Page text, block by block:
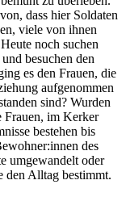
dass hier Soldaten
viele von ihnen
noch suchen
besuchen den
es den Frauen, die
aufgenommen
sind? Wurden
Frauen, im Kerker
bestehen bis
des
umgewandelt oder
den Alltag bestimmt.